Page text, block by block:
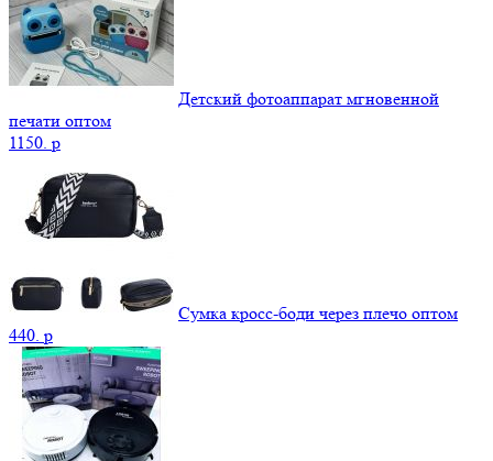
Детский фотоаппарат мгновенной
печати оптом
1150. p
Сумка кросс-боди через плечо оптом
440. p